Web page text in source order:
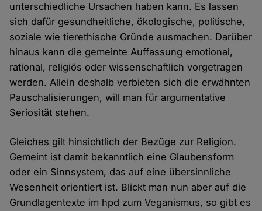
unterschiedliche Ursachen haben kann. Es lassen
sich dafür gesundheitliche, ökologische, politische,
soziale wie tierethische Gründe ausmachen. Darüber
hinaus kann die gemeinte Auffassung emotional,
rational, religiös oder wissenschaftlich vorgetragen
werden. Allein deshalb verbieten sich die erwähnten
Pauschalisierungen, will man für argumentative
Seriosität stehen.
Gleiches gilt hinsichtlich der Bezüge zur Religion.
Gemeint ist damit bekanntlich eine Glaubensform
oder ein Sinnsystem, das auf eine übersinnliche
Wesenheit orientiert ist. Blickt man nun aber auf die
Grundlagentexte im hpd zum Veganismus, so gibt es